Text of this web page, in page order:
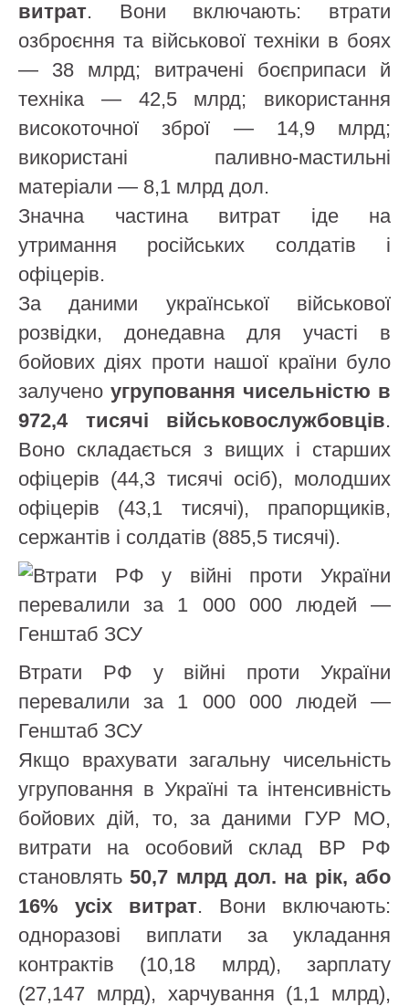
витрат. Вони включають: втрати
озброєння та військової техніки в боях
— 38 млрд; витрачені боєприпаси й
техніка — 42,5 млрд; використання
високоточної зброї — 14,9 млрд;
використані паливно-мастильні
матеріали — 8,1 млрд дол.
Значна частина витрат іде на
утримання російських солдатів і
офіцерів.
За даними української військової
розвідки, донедавна для участі в
бойових діях проти нашої країни було
залучено угруповання чисельністю в
972,4 тисячі військовослужбовців.
Воно складається з вищих і старших
офіцерів (44,3 тисячі осіб), молодших
офіцерів (43,1 тисячі), прапорщиків,
сержантів і солдатів (885,5 тисячі).
Втрати РФ у війні проти України
перевалили за 1 000 000 людей —
Генштаб ЗСУ
Якщо врахувати загальну чисельність
угруповання в Україні та інтенсивність
бойових дій, то, за даними ГУР МО,
витрати на особовий склад ВР РФ
становлять50,7 млрд дол. на рік, або
16% усіх витрат. Вони включають:
одноразові виплати за укладання
контрактів (10,18 млрд), зарплату
(27,147 млрд), харчування (1,1 млрд),